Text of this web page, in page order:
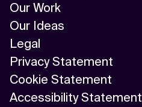
Our Work
Our Ideas
Legal
Privacy Statement
Cookie Statement
Accessibility Statement